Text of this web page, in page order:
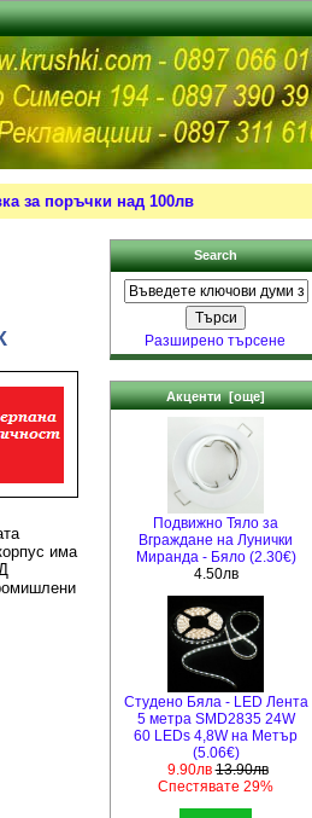
за поръчки над 100лв
има
Search
Разширено търсене
Акценти [още]
Подвижно Тяло за
Вграждане на Лунички
Миранда - Бяло (2.30€)
4.50лв
Студено Бяла - LED Лента
5 метра SMD2835 24W
60 LEDs 4,8W на Метър
(5.06€)
9.90лв 13.90лв
Спестявате 29%